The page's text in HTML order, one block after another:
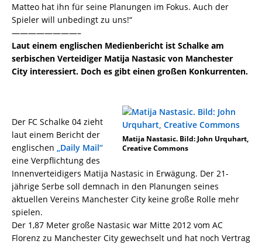
Matteo hat ihn für seine Planungen im Fokus. Auch der
Spieler will unbedingt zu uns!“
————————–
Laut einem englischen Medienbericht ist Schalke am
serbischen Verteidiger Matija Nastasic von Manchester
City interessiert. Doch es gibt einen großen Konkurrenten.
Matija Nastasic. Bild: John Urquhart,
Creative Commons
Der FC Schalke 04 zieht
laut einem Bericht der
englischen „Daily Mail“
eine Verpflichtung des
Innenverteidigers Matija Nastasic in Erwägung. Der 21-
jährige Serbe soll demnach in den Planungen seines
aktuellen Vereins Manchester City keine große Rolle mehr
spielen.
Der 1,87 Meter große Nastasic war Mitte 2012 vom AC
Florenz zu Manchester City gewechselt und hat noch Vertrag